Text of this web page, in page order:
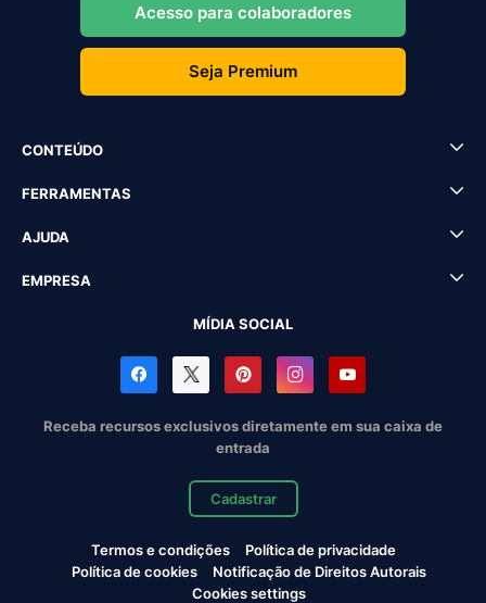
Acesso para colaboradores
Seja Premium
CONTEÚDO
FERRAMENTAS
AJUDA
EMPRESA
MÍDIA SOCIAL
Receba recursos exclusivos diretamente em sua caixa de
entrada
Cadastrar
Termos e condições
Política de privacidade
Política de cookies
Notificação de Direitos Autorais
Cookies settings